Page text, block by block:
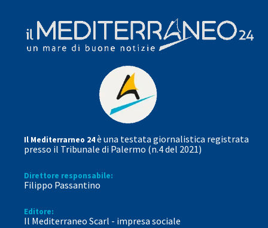
Il Mediterrarneo 24è una testata giornalistica registrata
presso il Tribunale di Palermo (n.4 del 2021)
Direttore responsabile:
Filippo Passantino
Editore:
Il Mediterraneo Scarl - impresa sociale